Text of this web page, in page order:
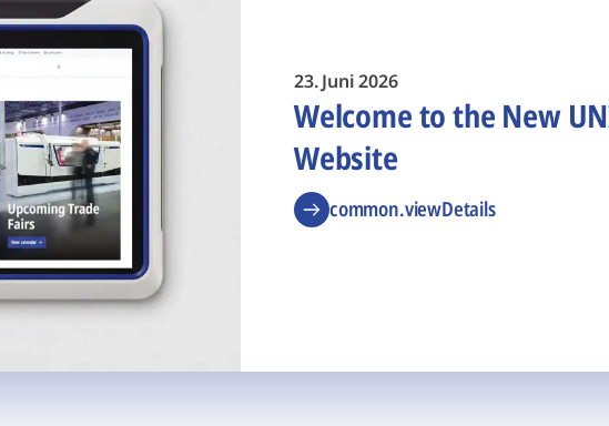
23. Juni 2026
Welcome to the New
Website
common.viewDetails